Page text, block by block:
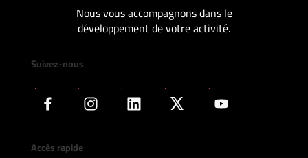
Nous vous accompagnons dans le
développement de votre activité.
Suivez-nous
Accès rapide